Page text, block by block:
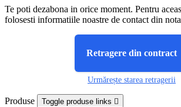
Te poti dezabona in orice moment. Pentru
folosesti informatiile noastre de contact din
Retragere din contract
Urmărește starea retragerii
Produse Toggle produse links 